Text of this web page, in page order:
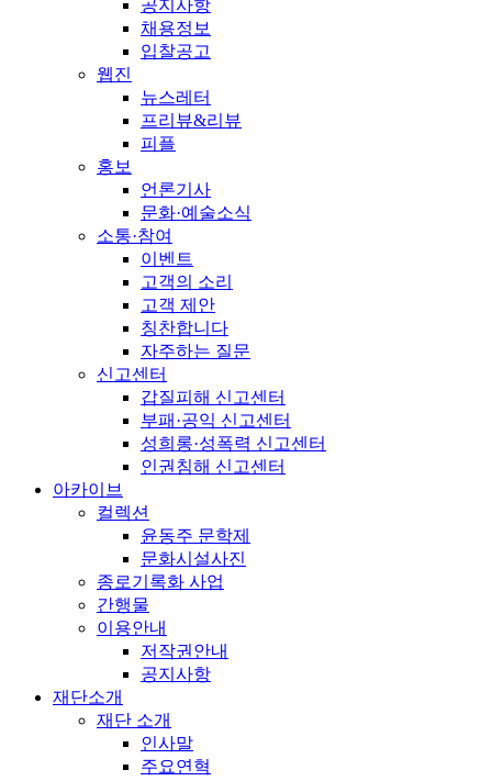
공지사항
채용정보
입찰공고
웹진
뉴스레터
프리뷰&리뷰
피플
홍보
언론기사
문화·예술소식
소통·참여
이벤트
고객의 소리
고객 제안
칭찬합니다
자주하는 질문
신고센터
갑질피해 신고센터
부패·공익 신고센터
성희롱·성폭력 신고센터
인권침해 신고센터
아카이브
컬렉션
윤동주 문학제
문화시설사진
종로기록화 사업
간행물
이용안내
저작권안내
공지사항
재단소개
재단 소개
인사말
주요연혁